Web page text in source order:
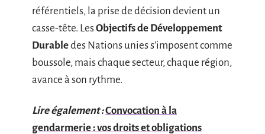
référentiels, la prise de décision devient un
casse-tête. LesObjectifs de Développement
Durabledes Nations unies s’imposent comme
boussole, mais chaque secteur, chaque région,
avance à son rythme.
Lire également :Convocation à la
gendarmerie : vos droits et obligations